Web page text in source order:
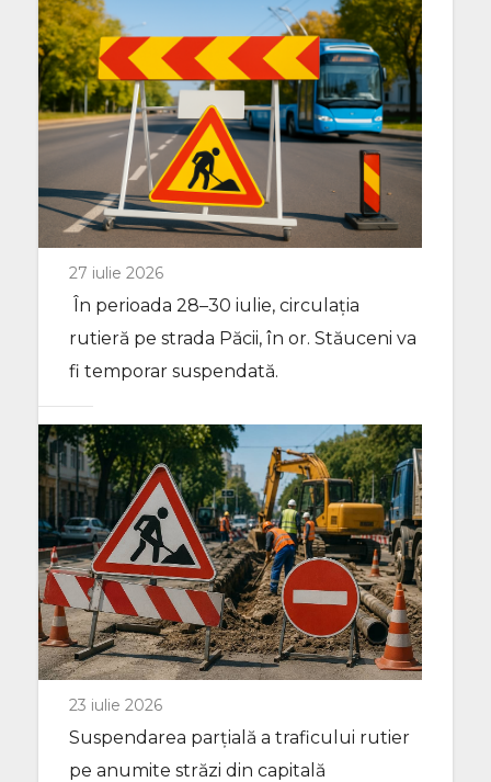
27 iulie 2026
În perioada 28–30 iulie, circulația
rutieră pe strada Păcii, în or. Stăuceni va
fi temporar suspendată.
23 iulie 2026
Suspendarea parțială a traficului rutier
pe anumite străzi din capitală